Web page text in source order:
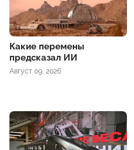
Какие перемены
предсказал ИИ
Август 09, 2026